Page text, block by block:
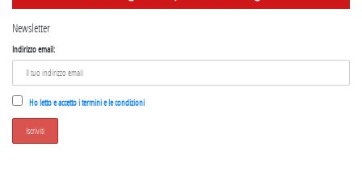
Newsletter
Indirizzo email:
Ho letto e accetto i termini e le condizioni